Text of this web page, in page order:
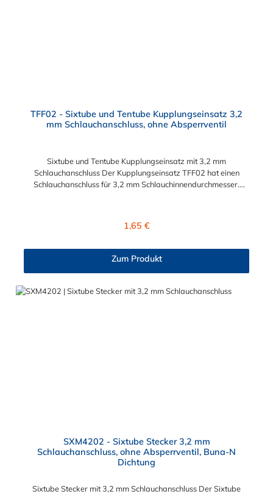
TFF02 - Sixtube und Tentube Kupplungseinsatz 3,2
mm Schlauchanschluss, ohne Absperrventil
Sixtube und Tentube Kupplungseinsatz mit 3,2 mm
Schlauchanschluss Der Kupplungseinsatz TFF02 hat einen
Schlauchanschluss für 3,2 mm Schlauchinnendurchmesser.
Regulärer Preis:
1,65 €
Zum Produkt
SXM4202 - Sixtube Stecker 3,2 mm
Schlauchanschluss, ohne Absperrventil, Buna-N
Dichtung
Sixtube Stecker mit 3,2 mm Schlauchanschluss Der Sixtube